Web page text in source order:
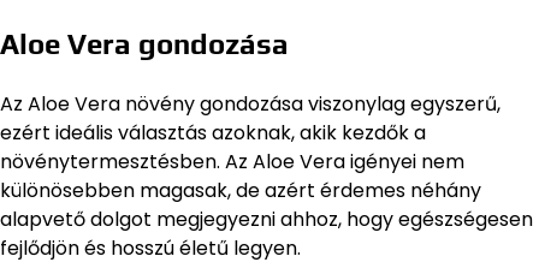
Aloe Vera gondozása
Az Aloe Vera növény gondozása viszonylag egyszerű,
ezért ideális választás azoknak, akik kezdők a
növénytermesztésben. Az Aloe Vera igényei nem
különösebben magasak, de azért érdemes néhány
alapvető dolgot megjegyezni ahhoz, hogy egészségesen
fejlődjön és hosszú életű legyen.